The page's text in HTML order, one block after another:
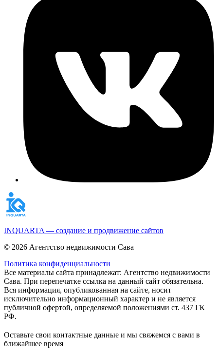
INQUARTA — создание и продвижение сайтов
© 2026 Агентство недвижимости Сава
Политика конфиденциальности
Все материалы сайта принадлежат: Агентство недвижимости
Сава. При перепечатке ссылка на данный сайт обязательна.
Вся информация, опубликованная на сайте, носит
исключительно информационный характер и не является
публичной офертой, определяемой положениями ст. 437 ГК
РФ.
Оставьте свои контактные данные и мы свяжемся с вами в
ближайшее время